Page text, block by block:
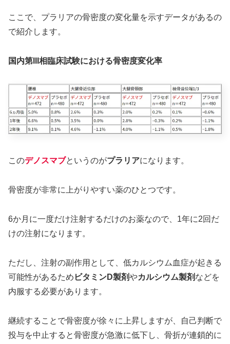
ここで、プラリアの骨密度の変化量を示すデータがあるの
で紹介します。
国内第III相臨床試験における骨密度変化率
このデノスマブというのがプラリアになります。
骨密度が非常に上がりやすい薬のひとつです。
6か月に一度だけ注射するだけのお薬なので、1年に2回だ
けの注射になります。
ただし、注射の副作用として、低カルシウム血症が起きる
可能性があるため ビタミンD製剤やカルシウム製剤 などを
内服する必要があります。
継続することで骨密度が徐々に上昇しますが、自己判断で
投与を中止すると骨密度が急激に低下し、骨折が連鎖的に